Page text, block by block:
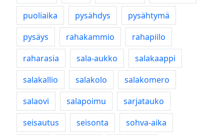
puoliaika
pysähdys
pysähtymä
pysäys
rahakammio
rahapiilo
raharasia
sala-aukko
salakaappi
salakallio
salakolo
salakomero
salaovi
salapoimu
sarjatauko
seisautus
seisonta
sohva-aika